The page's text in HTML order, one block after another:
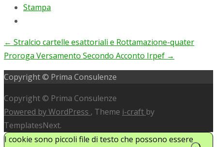
Stampa
Post
← Stralcio cartelle esattoriali e Rottamazione-quater
Proroga Versamento Secondo Acconto Irpef →
Copyright © Prima Consulenze
Copyright © Prima Consulenze
Powered by WordPress , Theme i-craft by
TemplatesNext.
I cookie sono piccoli file di testo che possono essere